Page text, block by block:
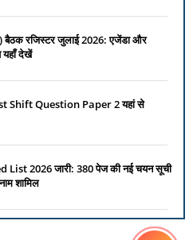
बैठक रजिस्टर जुलाई 2026: एजेंडा और
यहाँ देखें
Shift Question Paper 2 यहां से
List 2026 जारी: 380 पेज की नई चयन सूची
शामिल